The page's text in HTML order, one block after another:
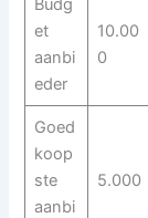
Budg
et
aanbi
eder
10.00
0
Goed
koop
ste
aanbi
5.000